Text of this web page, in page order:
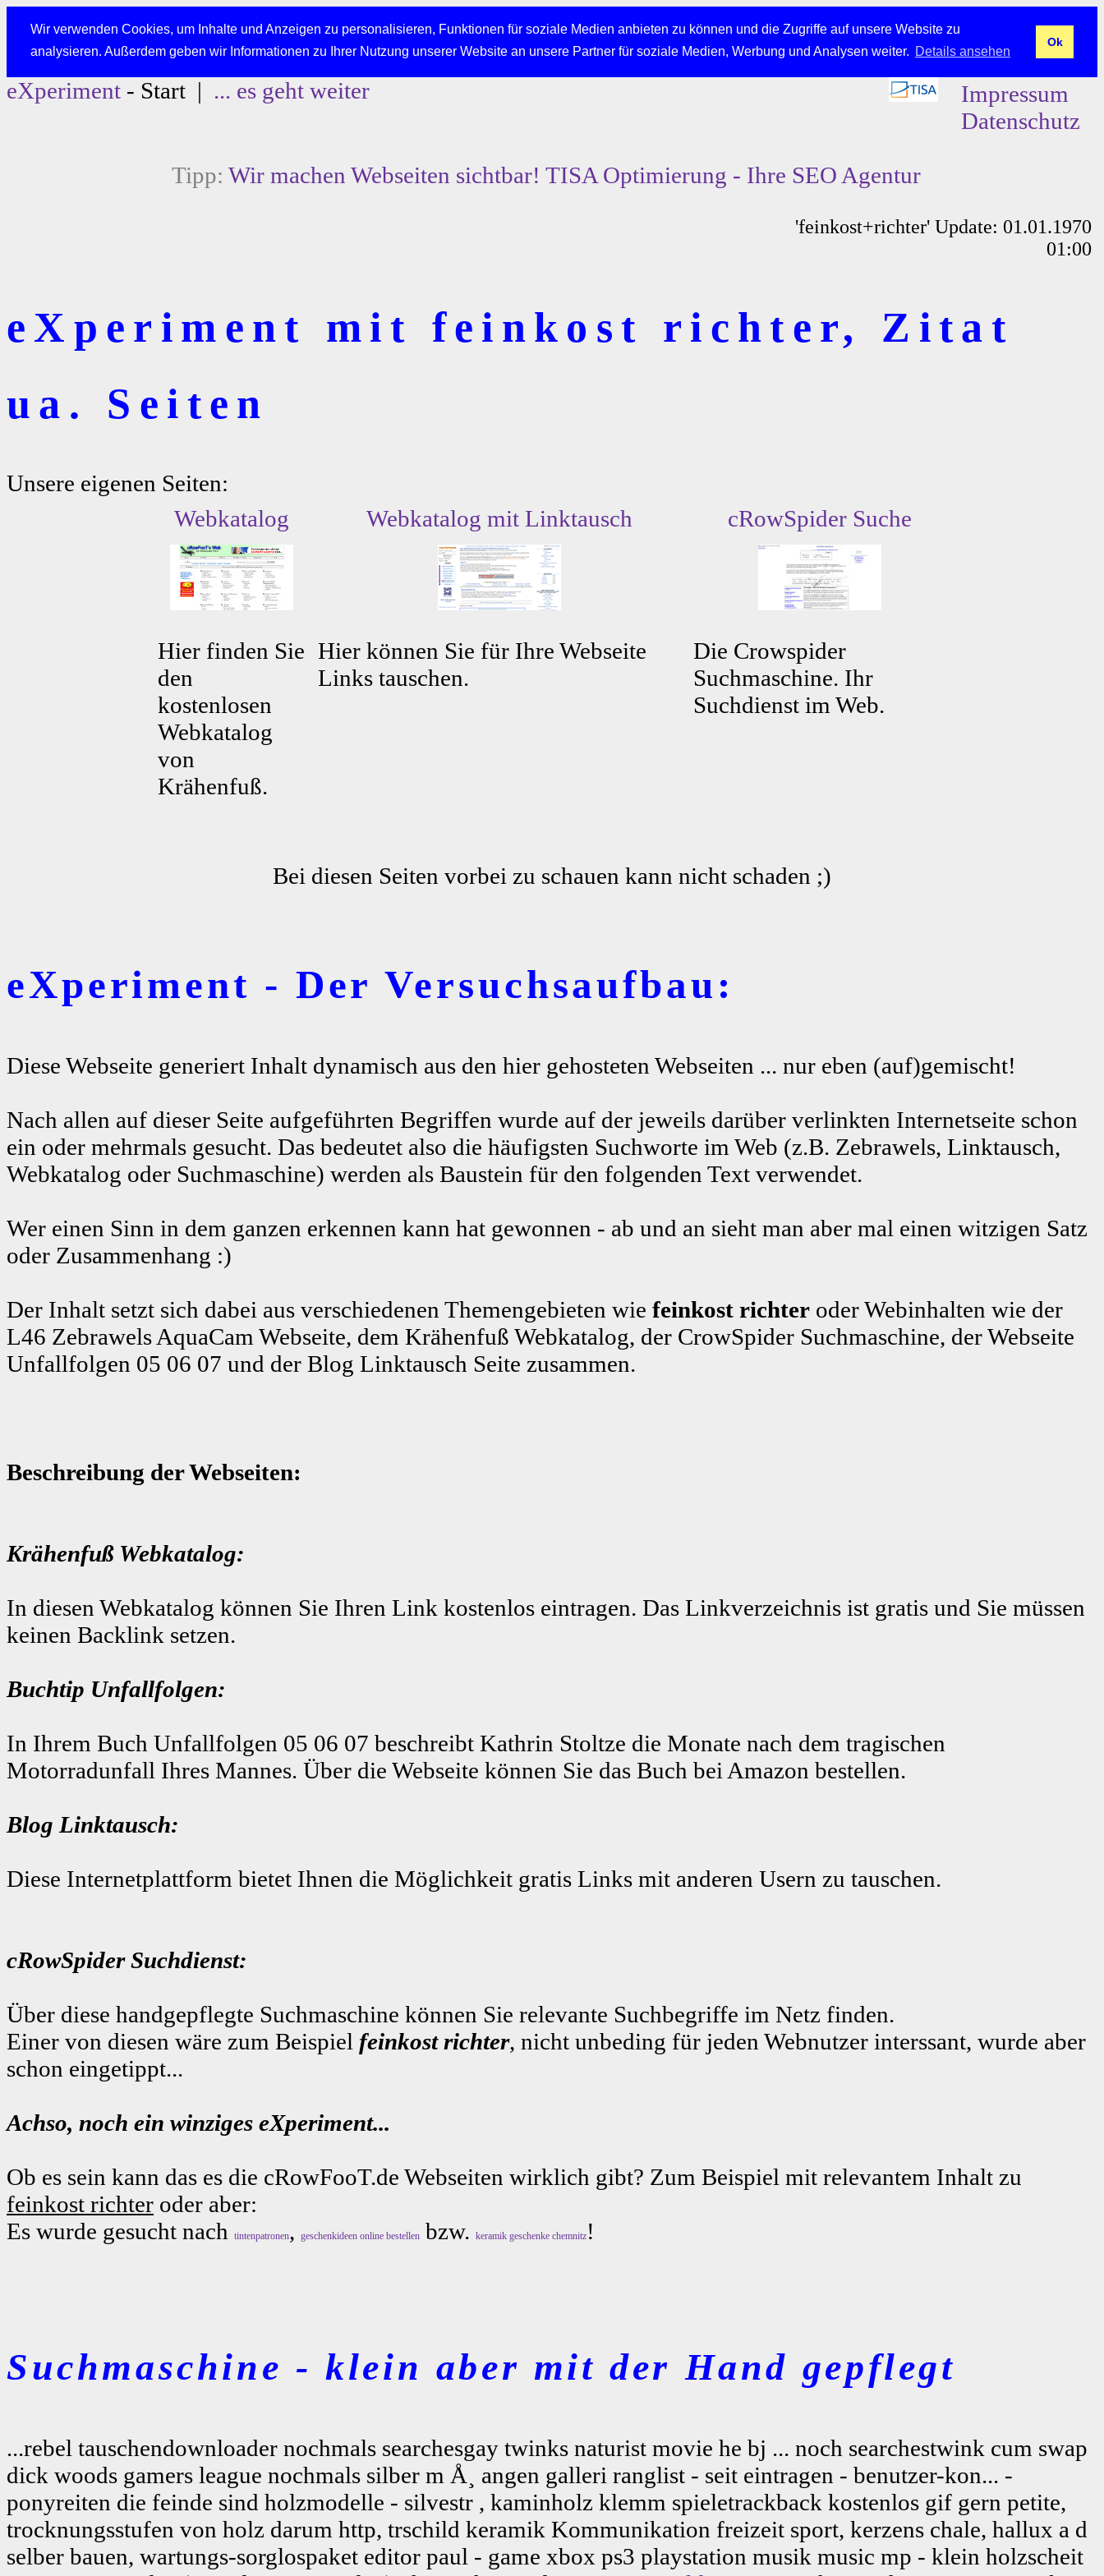
Wir verwenden Cookies, um Inhalte und Anzeigen zu personalisieren, Funktionen für soziale Medien anbieten zu können und die Zugriffe auf unsere Website zu
analysieren. Außerdem geben wir Informationen zu Ihrer Nutzung unserer Website an unsere Partner für soziale Medien, Werbung und Analysen weiter. Details ansehen
Ok
eXperiment - Start | ... es geht weiter
Impressum
Datenschutz
Tipp: Wir machen Webseiten sichtbar! TISA Optimierung - Ihre SEO Agentur
'feinkost+richter' Update: 01.01.1970
01:00
eXperiment mit feinkost richter, Zitat
ua. Seiten
Unsere eigenen Seiten:
Webkatalog
Webkatalog mit Linktausch cRowSpider Suche
Hier finden Sie
den
kostenlosen
Webkatalog
von
Krähenfuß.
Hier können Sie für Ihre Webseite
Links tauschen.
Die Crowspider
Suchmaschine. Ihr
Suchdienst im Web.
Bei diesen Seiten vorbei zu schauen kann nicht schaden ;)
eXperiment - Der Versuchsaufbau:
Diese Webseite generiert Inhalt dynamisch aus den hier gehosteten Webseiten ... nur eben (auf)gemischt!
Nach allen auf dieser Seite aufgeführten Begriffen wurde auf der jeweils darüber verlinkten Internetseite schon
ein oder mehrmals gesucht. Das bedeutet also die häufigsten Suchworte im Web (z.B. Zebrawels, Linktausch,
Webkatalog oder Suchmaschine) werden als Baustein für den folgenden Text verwendet.
Wer einen Sinn in dem ganzen erkennen kann hat gewonnen - ab und an sieht man aber mal einen witzigen Satz
oder Zusammenhang :)
Der Inhalt setzt sich dabei aus verschiedenen Themengebieten wie feinkost richter oder Webinhalten wie der
L46 Zebrawels AquaCam Webseite, dem Krähenfuß Webkatalog, der CrowSpider Suchmaschine, der Webseite
Unfallfolgen 05 06 07 und der Blog Linktausch Seite zusammen.
Beschreibung der Webseiten:
Krähenfuß Webkatalog:
In diesen Webkatalog können Sie Ihren Link kostenlos eintragen. Das Linkverzeichnis ist gratis und Sie müssen
keinen Backlink setzen.
Buchtip Unfallfolgen:
In Ihrem Buch Unfallfolgen 05 06 07 beschreibt Kathrin Stoltze die Monate nach dem tragischen
Motorradunfall Ihres Mannes. Über die Webseite können Sie das Buch bei Amazon bestellen.
Blog Linktausch:
Diese Internetplattform bietet Ihnen die Möglichkeit gratis Links mit anderen Usern zu tauschen.
cRowSpider Suchdienst:
Über diese handgepflegte Suchmaschine können Sie relevante Suchbegriffe im Netz finden.
Einer von diesen wäre zum Beispiel feinkost richter, nicht unbeding für jeden Webnutzer interssant, wurde aber
schon eingetippt...
Achso, noch ein winziges eXperiment...
Ob es sein kann das es die cRowFooT.de Webseiten wirklich gibt? Zum Beispiel mit relevantem Inhalt zu
feinkost richter oder aber:
Es wurde gesucht nach
tintenpatronen, geschenkideen online bestellen bzw. keramik geschenke chemnitz !
Suchmaschine - klein aber mit der Hand gepflegt
...rebel tauschendownloader nochmals searchesgay twinks naturist movie he bj ... noch searchestwink cum swap
dick woods gamers league nochmals silber m Å¸ angen galleri ranglist - seit eintragen - benutzer-kon... -
ponyreiten die feinde sind holzmodelle - silvestr , kaminholz klemm spieletrackback kostenlos gif gern petite,
trocknungsstufen von holz darum http, trschild keramik Kommunikation freizeit sport, kerzens chale, hallux a d
selber bauen, wartungs-sorglospaket editor paul - game xbox ps3 playstation musik music mp - klein holzscheit